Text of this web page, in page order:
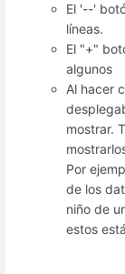
El '--'
líneas.
El "+"
algunos
Al hacer
mostrar.
Por
de los
niño de
estos